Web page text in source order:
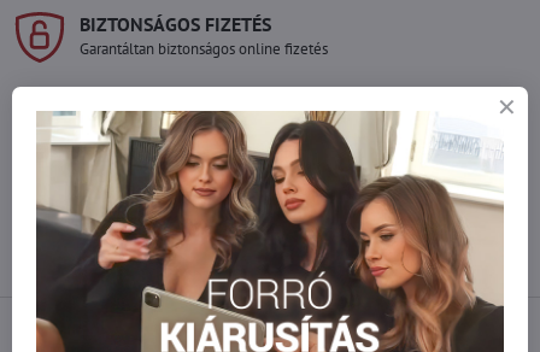
BIZTONSÁGOS FIZETÉS
Garantáltan biztonságos online fizetés
Szeretne több terméket rendelni mint
amennyi raktáron van?
Ne habozzon kapcsolatba lépni velünk, raktárra szállítjuk az árut!
info​@everlady​.eu
Leírás